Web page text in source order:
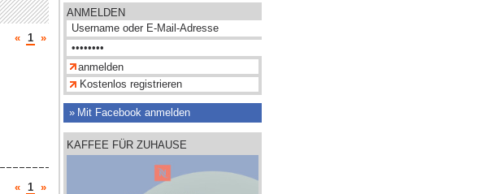
« 1 »
« 1 »
ANMELDEN
Kostenlos registrieren
Mit Facebook anmelden
KAFFEE FÜR ZUHAUSE